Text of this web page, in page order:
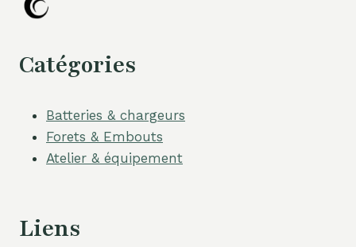
Catégories
Batteries & chargeurs
Forets & Embouts
Atelier & équipement
Liens